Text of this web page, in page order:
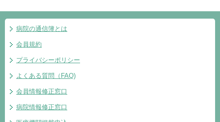
病院の通信簿とは
会員規約
プライバシーポリシー
よくある質問（FAQ)
会員情報修正窓口
病院情報修正窓口